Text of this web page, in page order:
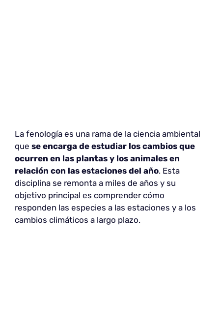
La fenología es una rama de la ciencia ambiental
que se encarga de estudiar los cambios que
ocurren en las plantas y los animales en
relación con las estaciones del año. Esta
disciplina se remonta a miles de años y su
objetivo principal es comprender cómo
responden las especies a las estaciones y a los
cambios climáticos a largo plazo.